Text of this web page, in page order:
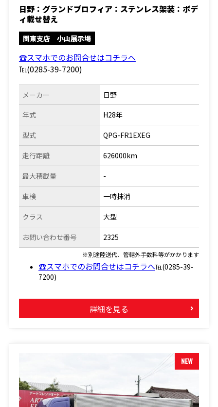
日野：グランドプロフィア：ステンレス架装：ボデ
ィ載せ替え
関東支店 小山展示場
☎スマホでのお問合せはコチラへ
℡(0285-39-7200)
メーカー
年式
型式
走行距離
日野
H28年
QPG-FR1EXEG
626000km
最大積載量
車検
クラス
お問い合わせ番号
-
一時抹消
大型
2325
※別途陸送代、管轄外手数料等がかかります
☎スマホでのお問合せはコチラへ℡(0285-39-
7200)
詳細を見る